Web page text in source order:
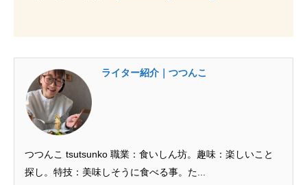
ライター紹介｜つつんこ
つつんこ tsutsunko 職業：食いしん坊。趣味：楽しいこと
探し。特技：美味しそうに食べる事。た...